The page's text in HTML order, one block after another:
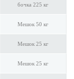
бочка 225 кг
Мешок 50 кг
Мешок 25 кг
Мешок 25 кг